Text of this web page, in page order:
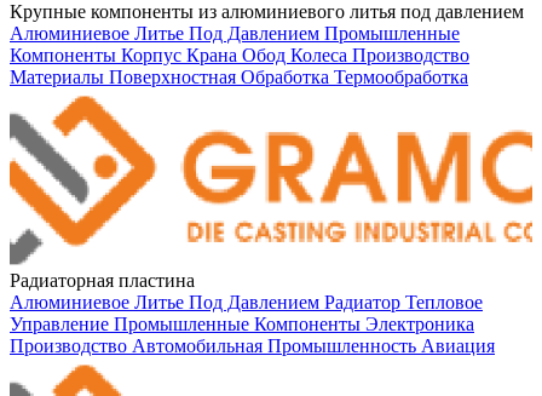
Крупные компоненты из алюминиевого литья под давлением
Алюминиевое Литье Под Давлением Промышленные
Компоненты Корпус Крана Обод Колеса Производство
Материалы Поверхностная Обработка Термообработка
Радиаторная пластина
Алюминиевое Литье Под Давлением Радиатор Тепловое
Управление Промышленные Компоненты Электроника
Производство Автомобильная Промышленность Авиация